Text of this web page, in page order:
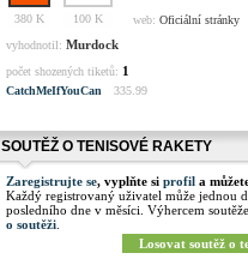
380 K
100 K web: Oficiální stránky
vyhodnotil: Murdock
počet shozených tiketů: 1
CatchMeIfYouCan 335.99
SOUTĚŽ O TENISOVÉ RAKETY
Zaregistrujte se, vyplňte si profil a
Každý registrovaný uživatel může jednou
posledního dne v měsíci. Výhercem
o soutěži
Losovat soutěž o